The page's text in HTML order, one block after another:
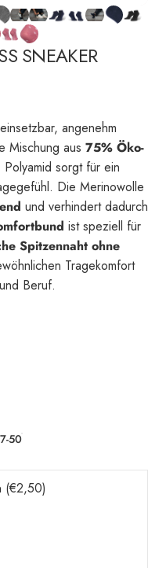
SNEAKER
angenehm
Mischung aus 75% Öko-
Polyamid sorgt für ein
Die Merinowolle
und verhindert dadurch
ist speziell für
Spitzennaht ohne
Tragekomfort
und Beruf.
50
(€2,50)